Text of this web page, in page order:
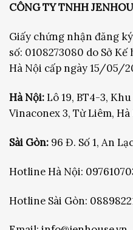
CÔNG TY TNHH
Giấy chứng nhận đăng
số: 0108273080 do Sở
Hà Nội cấp ngày 15/05/
Hà Nội:Lô 19, BT4-3,
Vinaconex 3, Từ Liêm, Hà
Sài Gòn: 96 Đ. Số 1, An
Hotline Hà Nội:
Hotline Sài Gòn: